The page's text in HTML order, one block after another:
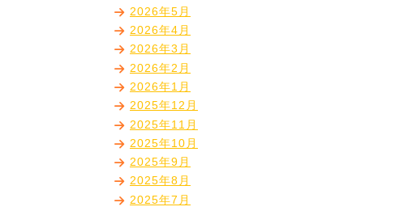
2026年5月
2026年4月
2026年3月
2026年2月
2026年1月
2025年12月
2025年11月
2025年10月
2025年9月
2025年8月
2025年7月